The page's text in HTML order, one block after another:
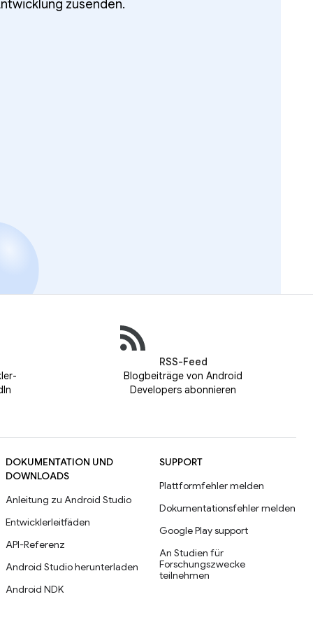
zusenden.
RSS-Feed
Blogbeiträge von Android
Developers abonnieren
DOKUMENTATION UND
DOWNLOADS
Anleitung zu Android Studio
Entwicklerleitfäden
API-Referenz
Android Studio herunterladen
Android NDK
SUPPORT
Plattformfehler melden
Dokumentationsfehler melden
Google Play support
An Studien für
Forschungszwecke
teilnehmen